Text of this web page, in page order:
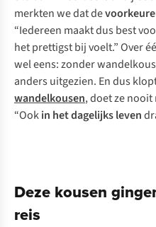
merkten we dat de
“Iedereen maakt dus best
het prettigst bij voelt.” Over
wel eens: zonder
anders uitgezien. En dus
wandelkousen, doet ze
“Ookin het dagelijks leven
Deze kousen
reis